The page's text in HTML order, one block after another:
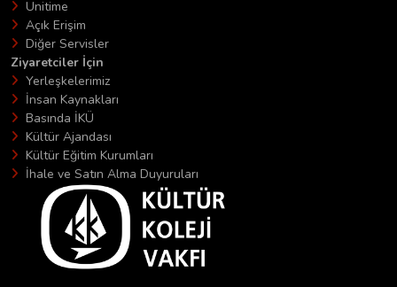
Unitime
Açık Erişim
Diğer Servisler
Ziyaretciler İçin
Yerleşkelerimiz
İnsan Kaynakları
Basında İKÜ
Kültür Ajandası
Kültür Eğitim Kurumları
İhale ve Satın Alma Duyuruları